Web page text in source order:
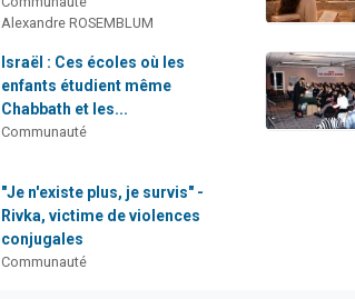
Alexandre ROSEMBLUM
Israël : Ces écoles où les
enfants étudient même
Chabbath et les...
Communauté
"Je n'existe plus, je survis" -
Rivka, victime de violences
conjugales
Communauté